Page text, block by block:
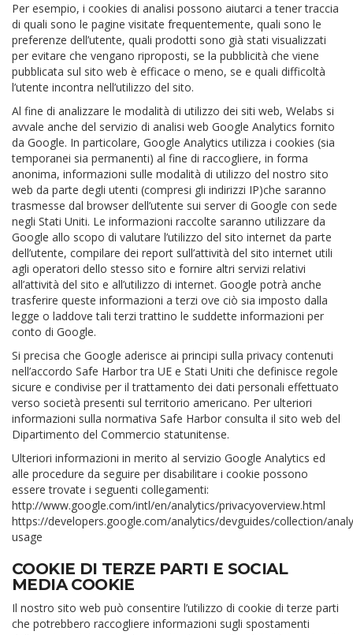
Per esempio, i cookies di analisi possono aiutarci a tener traccia
di quali sono le pagine visitate frequentemente, quali sono le
preferenze dell’utente, quali prodotti sono già stati visualizzati
per evitare che vengano riproposti, se la pubblicità che viene
pubblicata sul sito web è efficace o meno, se e quali difficoltà
l’utente incontra nell’utilizzo del sito.
Al fine di analizzare le modalità di utilizzo dei siti web, Welabs si
avvale anche del servizio di analisi web Google Analytics fornito
da Google. In particolare, Google Analytics utilizza i cookies (sia
temporanei sia permanenti) al fine di raccogliere, in forma
anonima, informazioni sulle modalità di utilizzo del nostro sito
web da parte degli utenti (compresi gli indirizzi IP)che saranno
trasmesse dal browser dell’utente sui server di Google con sede
negli Stati Uniti. Le informazioni raccolte saranno utilizzare da
Google allo scopo di valutare l’utilizzo del sito internet da parte
dell’utente, compilare dei report sull’attività del sito internet utili
agli operatori dello stesso sito e fornire altri servizi relativi
all’attività del sito e all’utilizzo di internet. Google potrà anche
trasferire queste informazioni a terzi ove ciò sia imposto dalla
legge o laddove tali terzi trattino le suddette informazioni per
conto di Google.
Si precisa che Google aderisce ai principi sulla privacy contenuti
nell’accordo Safe Harbor tra UE e Stati Uniti che definisce regole
sicure e condivise per il trattamento dei dati personali effettuato
verso società presenti sul territorio americano. Per ulteriori
informazioni sulla normativa Safe Harbor consulta il sito web del
Dipartimento del Commercio statunitense.
Ulteriori informazioni in merito al servizio Google Analytics ed
alle procedure da seguire per disabilitare i cookie possono
essere trovate i seguenti collegamenti:
http://www.google.com/intl/en/analytics/privacyoverview.html
https://developers.google.com/analytics/devguides/collection/
usage
COOKIE DI TERZE PARTI E SOCIAL
MEDIA COOKIE
Il nostro sito web può consentire l’utilizzo di cookie di terze parti
che potrebbero raccogliere informazioni sugli spostamenti